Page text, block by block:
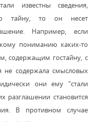
известны сведения,
тайну, то он несет
Например, если
пониманию каких-то
содержащим гостайну, с
не содержала смысловых
они ему "стали
разглашении становится
В противном случае